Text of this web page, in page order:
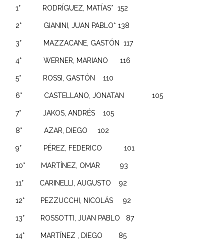
1° RODRÍGUEZ, MATÍAS* 152
2° GIANINI, JUAN PABLO* 138
3° MAZZACANE, GASTÓN 117
4° WERNER, MARIANO 116
5° ROSSI, GASTÓN 110
6° CASTELLANO, JONATAN 105
7° JAKOS, ANDRÉS 105
8° AZAR, DIEGO 102
9° PÉREZ, FEDERICO 101
10° MARTÍNEZ, OMAR 93
11° CARINELLI, AUGUSTO 92
12° PEZZUCCHI, NICOLÁS 92
13° ROSSOTTI, JUAN PABLO 87
14° MARTÍNEZ , DIEGO 85